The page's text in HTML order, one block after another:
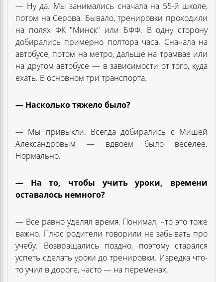
— Ну да. Мы занимались сначала на 55-й школе,
потом на Серова. Бывало, тренировки проходили
на полях ФК "Минск" или БФФ. В одну сторону
добирались примерно полтора часа. Сначала на
автобусе, потом на метро, дальше на трамвае или
на другом автобусе — в зависимости от того, куда
ехать. В основном три транспорта.
— Насколько тяжело было?
— Мы привыкли. Всегда добирались с Мишей
Александровым — вдвоем было веселее.
Нормально.
— На то, чтобы учить уроки, времени
оставалось немного?
— Все равно уделял время. Понимал, что это тоже
важно. Плюс родители говорили не забывать про
учебу. Возвращались поздно, поэтому старался
успеть сделать уроки до тренировки. Изредка что-
то учил в дороге, часто — на переменах.